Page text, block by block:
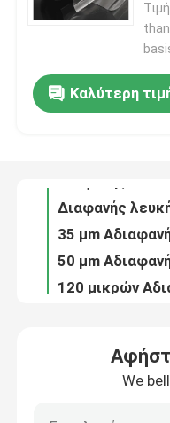
Βίντεο
Σχετικά με εμάς
Ποιοτικός έλεγχος
επαφή
Φύλλα
Καλύτερη
We